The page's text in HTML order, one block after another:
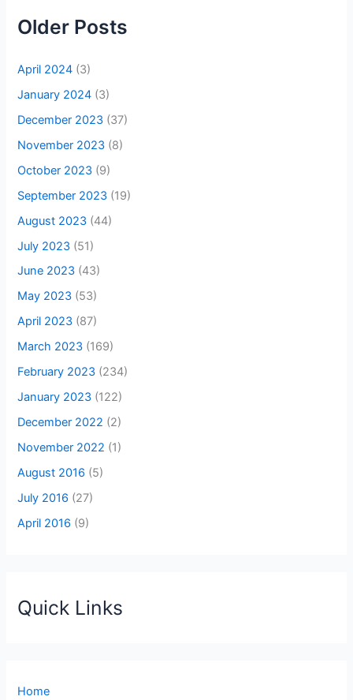
Older Posts
April 2024 (3)
January 2024 (3)
December 2023 (37)
November 2023 (8)
October 2023 (9)
September 2023 (19)
August 2023 (44)
July 2023 (51)
June 2023 (43)
May 2023 (53)
April 2023 (87)
March 2023 (169)
February 2023 (234)
January 2023 (122)
December 2022 (2)
November 2022 (1)
August 2016 (5)
July 2016 (27)
April 2016 (9)
Quick Links
Home